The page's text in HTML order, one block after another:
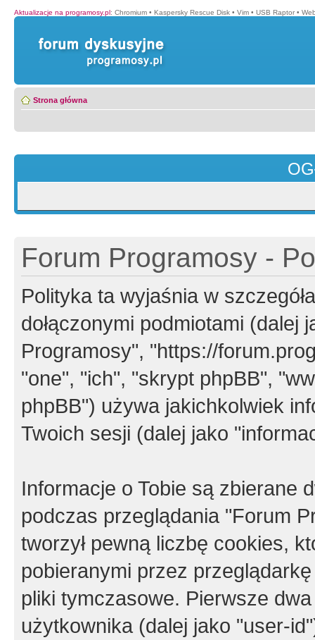
Aktualizacje na programosy.pl: Chromium • Kaspersky Rescue Disk • Vim • USB Raptor •
Strona główna
Forum Programosy -
Polityka ta wyjaśnia w
dołączonymi podmiotami (dalej
Programosy", "https://
"one", "ich", "skrypt phpBB",
phpBB") używa jakichkolwiek
Twoich sesji (dalej jako
Informacje o Tobie są zbierane
podczas przeglądania "Forum
tworzył pewną liczbę cookies,
pobieranymi przez
pliki tymczasowe. Pierwsze
użytkownika (dalej jako "user-